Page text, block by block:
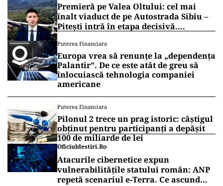
Premieră pe Valea Oltului: cel mai
înalt viaduct de pe Autostrada Sibiu –
Pitești intră în etapa decisivă.
anunță unde s-a ajuns cu lucrările
(VIDEO)
Puterea Financiara
Europa vrea să renunțe la „dependența
Palantir”. De ce este atât de greu să
înlocuiască tehnologia companiei
americane
Puterea Financiara
Pilonul 2 trece un prag istoric: câștigul
obținut pentru participanți a depășit
100 de miliarde de lei
Oficiuldestiri.ro
Atacurile cibernetice expun
vulnerabilitățile statului român: ANP
repetă scenariul e‑Terra. Ce ascund